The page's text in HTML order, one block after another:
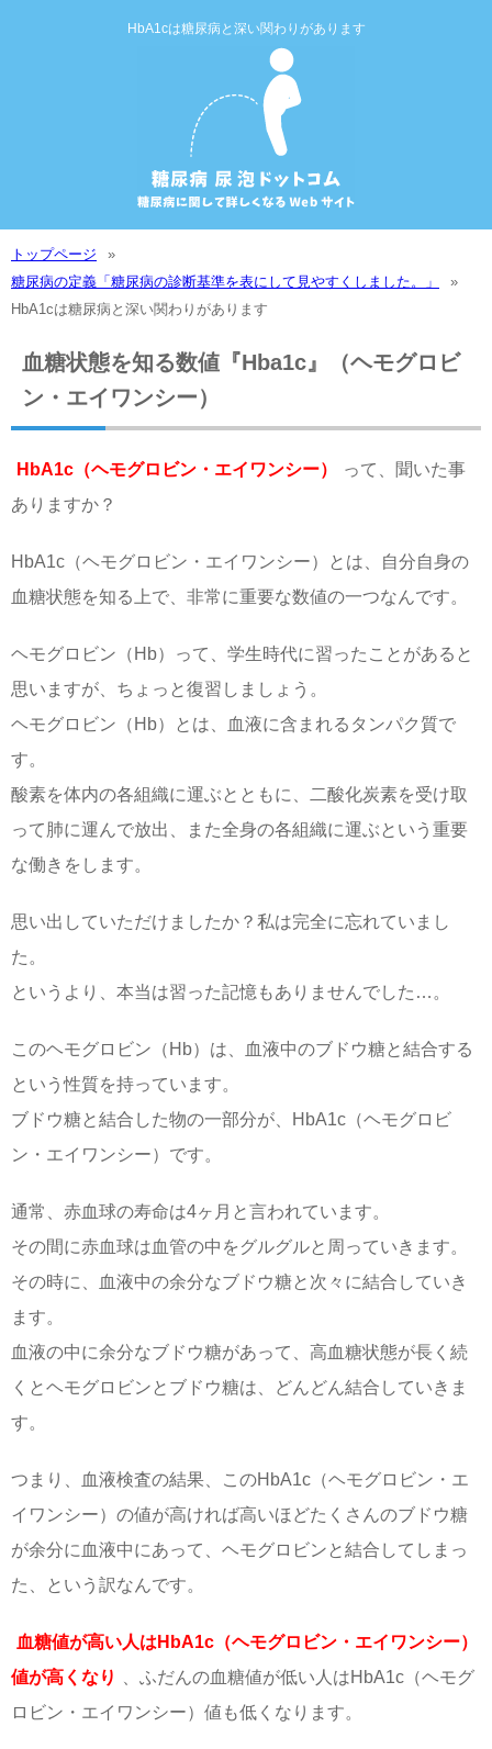
HbA1cは糖尿病と深い関わりがあります
トップページ
糖尿病の定義「糖尿病の診断基準を表にして見やすくしました。」
HbA1cは糖尿病と深い関わりがあります
血糖状態を知る数値『Hba1c』（ヘモグロビ
ン・エイワンシー）
HbA1c（ヘモグロビン・エイワンシー）
って、聞いた事
ありますか？
HbA1c（ヘモグロビン・エイワンシー）とは、自分自身の
血糖状態を知る上で、非常に重要な数値の一つなんです。
ヘモグロビン（Hb）って、学生時代に習ったことがあると
思いますが、ちょっと復習しましょう。
ヘモグロビン（Hb）とは、血液に含まれるタンパク質で
す。
酸素を体内の各組織に運ぶとともに、二酸化炭素を受け取
って肺に運んで放出、また全身の各組織に運ぶという重要
な働きをします。
思い出していただけましたか？私は完全に忘れていまし
た。
というより、本当は習った記憶もありませんでした…。
このヘモグロビン（Hb）は、血液中のブドウ糖と結合する
という性質を持っています。
ブドウ糖と結合した物の一部分が、HbA1c（ヘモグロビ
ン・エイワンシー）です。
通常、赤血球の寿命は4ヶ月と言われています。
その間に赤血球は血管の中をグルグルと周っていきます。
その時に、血液中の余分なブドウ糖と次々に結合していき
ます。
血液の中に余分なブドウ糖があって、高血糖状態が長く続
くとヘモグロビンとブドウ糖は、どんどん結合していきま
す。
つまり、血液検査の結果、このHbA1c（ヘモグロビン・エ
イワンシー）の値が高ければ高いほどたくさんのブドウ糖
が余分に血液中にあって、ヘモグロビンと結合してしまっ
た、という訳なんです。
血糖値が高い人はHbA1c（ヘモグロビン・エイワンシー）
値が高くなり
、ふだんの血糖値が低い人はHbA1c（ヘモグ
ロビン・エイワンシー）値も低くなります。